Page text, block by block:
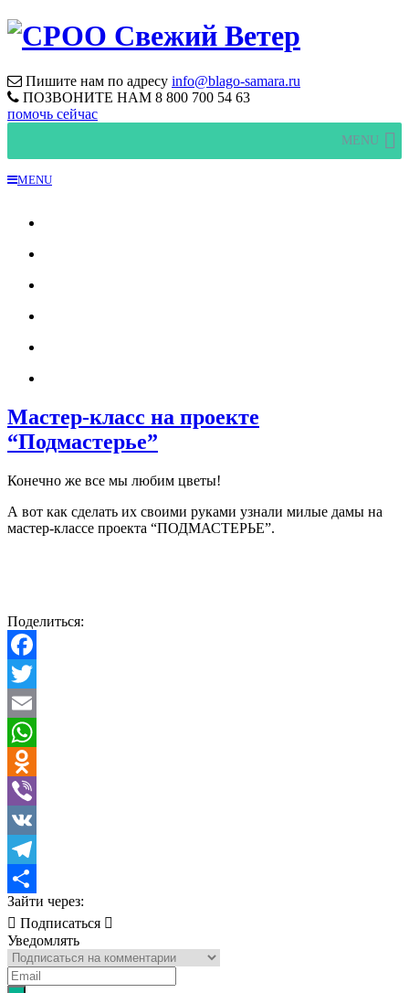
Пишите нам по адресу info@blago-samara.ru
ПОЗВОНИТЕ НАМ 8 800 700 54 63
помочь сейчас
MENU
MENU
Мастер-класс на проекте
“Подмастерье”
Конечно же все мы любим цветы!
А вот как сделать их своими руками узнали милые дамы на
мастер-классе проекта “ПОДМАСТЕРЬЕ”.
Поделиться:
Facebook
Twitter
Email
WhatsApp
Odnoklassniki
Viber
VK
Telegram
Отправить
Зайти через:
Подписаться
Уведомлять